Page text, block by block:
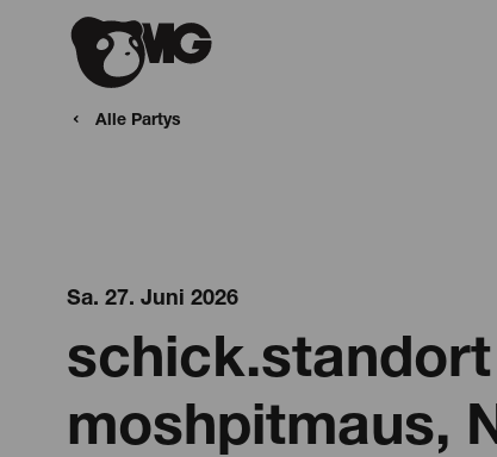
Alle Partys
Sa. 27. Juni 2026
moshpitmaus,